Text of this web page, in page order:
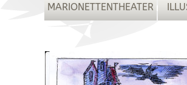
MARIONETTENTHEATER